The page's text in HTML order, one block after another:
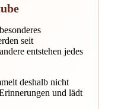
seit
entstehen jedes
deshalb nicht
und lädt